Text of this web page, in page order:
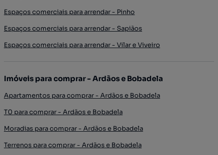
Espaços comerciais para arrendar - Pinho
Espaços comerciais para arrendar - Sapiãos
Espaços comerciais para arrendar - Vilar e Viveiro
Imóveis para comprar - Ardãos e Bobadela
Apartamentos para comprar - Ardãos e Bobadela
T0 para comprar - Ardãos e Bobadela
Moradias para comprar - Ardãos e Bobadela
Terrenos para comprar - Ardãos e Bobadela